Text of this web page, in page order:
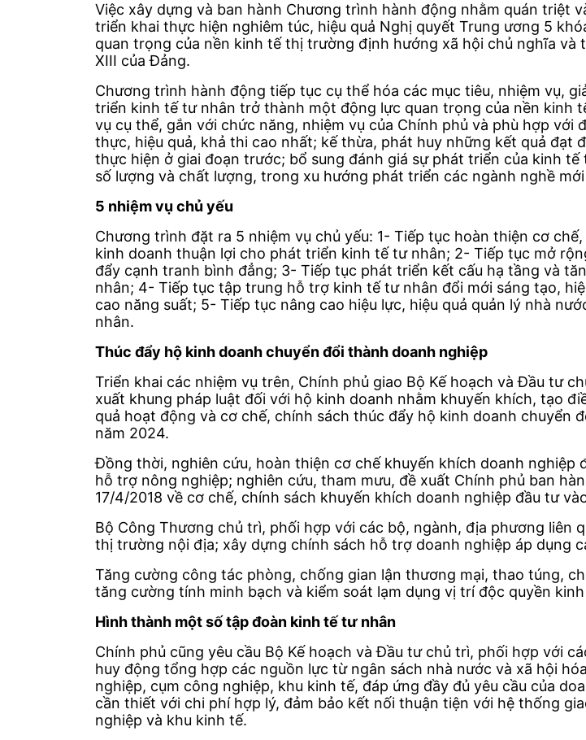
Việc xây dựng và ban hành Chương trình hành động nhằm quán triệt
triển khai thực hiện nghiêm túc, hiệu quả Nghị quyết Trung ương 5
quan trọng của nền kinh tế thị trường định hướng xã hội chủ nghĩa
XIII của Đảng.
Chương trình hành động tiếp tục cụ thể hóa các mục tiêu, nhiệm vụ,
triển kinh tế tư nhân trở thành một động lực quan trọng của nền kinh
vụ cụ thể, gắn với chức năng, nhiệm vụ của Chính phủ và phù hợp
thực, hiệu quả, khả thi cao nhất; kế thừa, phát huy những kết quả đạt
thực hiện ở giai đoạn trước; bổ sung đánh giá sự phát triển của kinh
số lượng và chất lượng, trong xu hướng phát triển các ngành nghề
5 nhiệm vụ chủ yếu
Chương trình đặt ra 5 nhiệm vụ chủ yếu: 1- Tiếp tục hoàn thiện cơ
kinh doanh thuận lợi cho phát triển kinh tế tư nhân; 2- Tiếp tục mở
đẩy cạnh tranh bình đẳng; 3- Tiếp tục phát triển kết cấu hạ tầng và
nhân; 4- Tiếp tục tập trung hỗ trợ kinh tế tư nhân đổi mới sáng tạo,
cao năng suất; 5- Tiếp tục nâng cao hiệu lực, hiệu quả quản lý nhà
nhân.
Thúc đẩy hộ kinh doanh chuyển đổi thành doanh nghiệp
Triển khai các nhiệm vụ trên, Chính phủ giao Bộ Kế hoạch và Đầu tư
xuất khung pháp luật đối với hộ kinh doanh nhằm khuyến khích, tạo
quả hoạt động và cơ chế, chính sách thúc đẩy hộ kinh doanh chuyển
năm 2024.
Đồng thời, nghiên cứu, hoàn thiện cơ chế khuyến khích doanh
hỗ trợ nông nghiệp; nghiên cứu, tham mưu, đề xuất Chính phủ ban
17/4/2018 về cơ chế, chính sách khuyến khích doanh nghiệp đầu tư
Bộ Công Thương chủ trì, phối hợp với các bộ, ngành, địa phương liên
thị trường nội địa; xây dựng chính sách hỗ trợ doanh nghiệp áp dụng
Tăng cường công tác phòng, chống gian lận thương mại, thao túng,
tăng cường tính minh bạch và kiểm soát lạm dụng vị trí độc quyền
Hình thành một số tập đoàn kinh tế tư nhân
Chính phủ cũng yêu cầu Bộ Kế hoạch và Đầu tư chủ trì, phối hợp với
huy động tổng hợp các nguồn lực từ ngân sách nhà nước và xã hội
nghiệp, cụm công nghiệp, khu kinh tế, đáp ứng đầy đủ yêu cầu của
cần thiết với chi phí hợp lý, đảm bảo kết nối thuận tiện với hệ thống
nghiệp và khu kinh tế.